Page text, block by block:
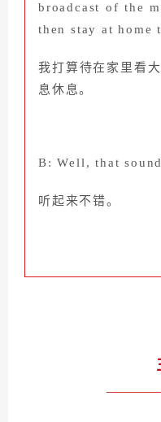
broadcast of the
then stay at home
我打算待在家里看
息休息。
B: Well, that
听起来不错。